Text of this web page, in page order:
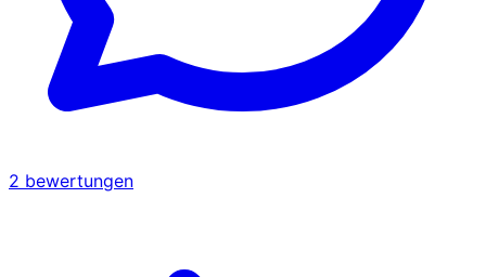
2 bewertungen